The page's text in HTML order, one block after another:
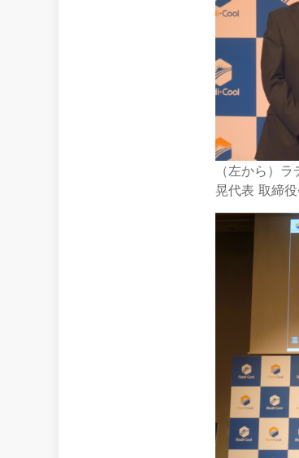
（左から）
晃代表 取締